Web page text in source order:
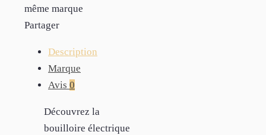
même marque
Partager
Description
Marque
Avis 0
Découvrez la
bouilloire électrique